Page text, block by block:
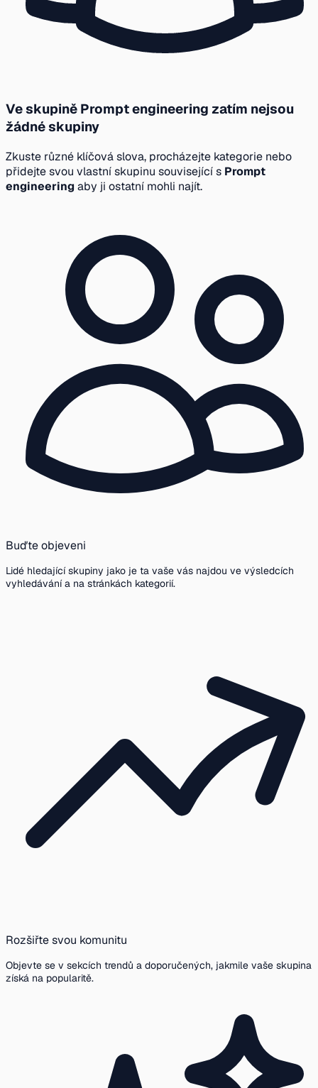
Ve skupině Prompt engineering zatím nejsou
žádné skupiny
Zkuste různé klíčová slova, procházejte kategorie nebo
přidejte svou vlastní skupinu související s Prompt
engineering aby ji ostatní mohli najít.
Buďte objeveni
Lidé hledající skupiny jako je ta vaše vás najdou ve výsledcích
vyhledávání a na stránkách kategorií.
Rozšiřte svou komunitu
Objevte se v sekcích trendů a doporučených, jakmile vaše skupina
získá na popularitě.